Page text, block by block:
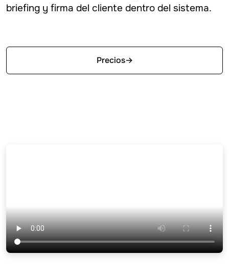
briefing y firma del cliente dentro del sistema.
Precios→